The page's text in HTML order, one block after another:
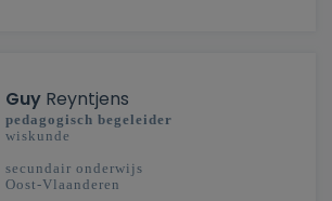
Guy Reyntjens
pedagogisch begeleider
wiskunde
secundair onderwijs
Oost-Vlaanderen